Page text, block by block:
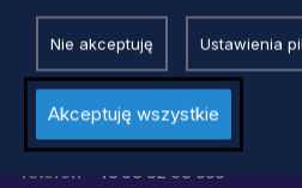
Urząd Marszałkowski
Województwa Pomorskiego
Telefon +48 58 32 68 555
Nie akceptuję Ustawienia
Akceptuję wszystkie